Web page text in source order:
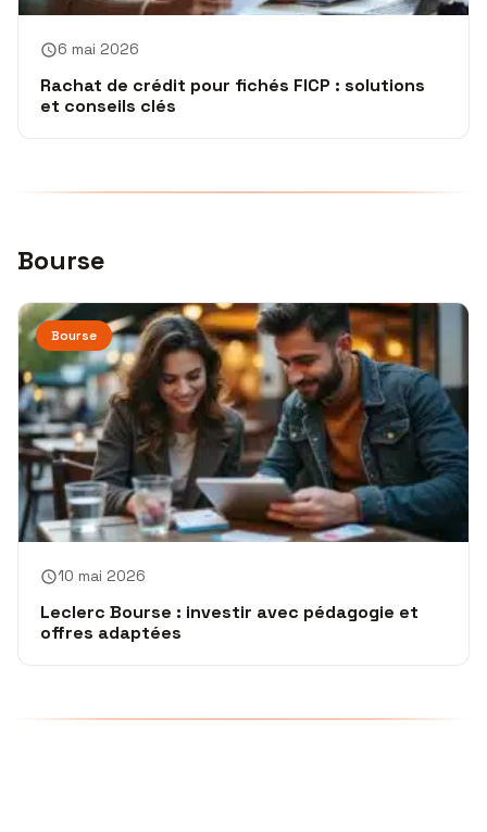
6 mai 2026
Rachat de crédit pour fichés FICP : solutions
et conseils clés
Bourse
Bourse
10 mai 2026
Leclerc Bourse : investir avec pédagogie et
offres adaptées